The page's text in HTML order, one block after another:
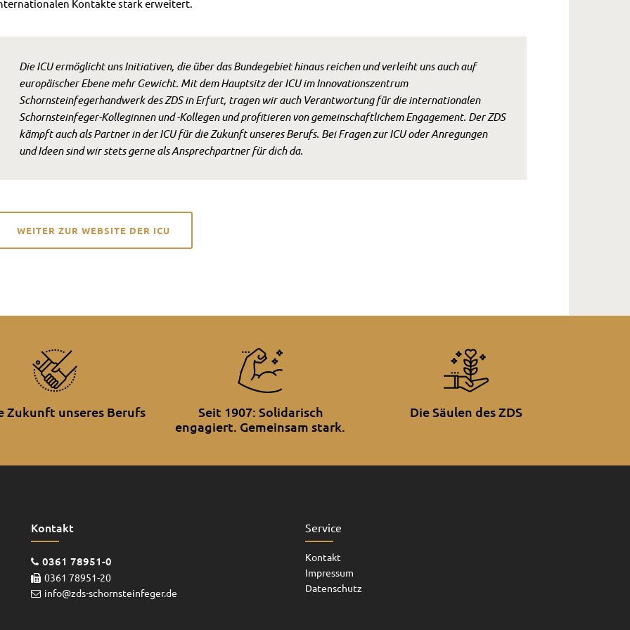
Kontakte stark erweitert.
Die ICU ermöglicht uns Initiativen, die über das Bundegebiet hinaus reichen und verleiht uns auch auf
europäischer Ebene mehr Gewicht. Mit dem Hauptsitz der ICU im Innovationszentrum
Schornsteinfegerhandwerk des ZDS in Erfurt, tragen wir auch Verantwortung für die internationalen
Schornsteinfeger-Kolleginnen und -Kollegen und profitieren von gemeinschaftlichem Engagement. Der ZDS
kämpft auch als Partner in der ICU für die Zukunft unseres Berufs. Bei Fragen zur ICU oder Anregungen
und Ideen sind wir stets gerne als Ansprechpartner für dich da.
WEITER ZUR WEBSITE DER ICU
Zukunft unseres Berufs
Seit 1907: Solidarisch
engagiert. Gemeinsam stark.
Die Säulen des ZDS
Kontakt
0361 78951-0
0361 78951-20
info@zds-schornsteinfeger.de
Service
Kontakt
Impressum
Datenschutz